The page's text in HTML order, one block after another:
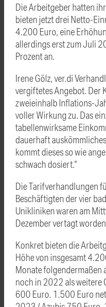
Die Arbeitgeber hatten
bieten jetzt drei Netto-
4.200 Euro, eine
allerdings erst zum Juli
Prozent an.
Irene Gölz, ver.di
vergiftetes Angebot. Der
zweieinhalb Inflations-
voller Wirkung zu. Das
tabellenwirksame
dauerhaft
kommt dieses so wie
schwach dosiert.“
Die Tarifverhandlungen
Beschäftigten der vier
Unikliniken waren am
Dezember vertagt
Konkret bieten die
Höhe von insgesamt
Monate
noch in 2022 als weitere
600 Euro. 1.500 Euro